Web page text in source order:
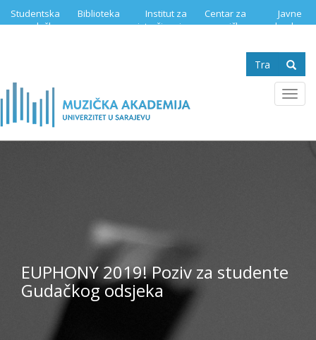
Studentska
služba
Biblioteka
Institut za
istraživanje
Centar za
muzičku
Javne
nabavke
Search
form
EUPHONY 2019! Poziv za studente
Gudačkog odsjeka